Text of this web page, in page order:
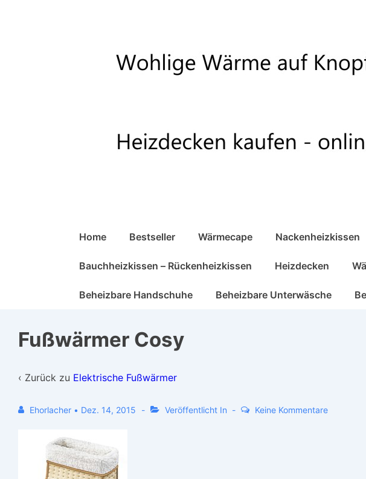
Hauptnavigation
Home Bestseller Wärmecape Nackenheizkissen
Bauchheizkissen – Rückenheizkissen Heizdecken
Beheizbare Handschuhe Beheizbare Unterwäsche
Fußwärmer Cosy
‹ Zurück zu Elektrische Fußwärmer
Ehorlacher • Dez. 14, 2015 Veröffentlicht In Keine Kommentare